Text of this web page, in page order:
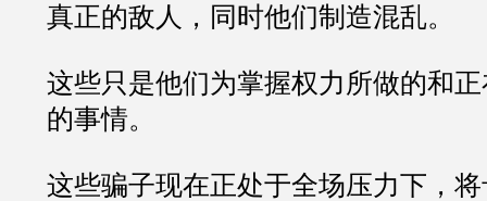
真正的敌人，同时他们制造混乱。
这些只是他们为掌握权力所做的和
的事情。
这些骗子现在正处于全场压力下，